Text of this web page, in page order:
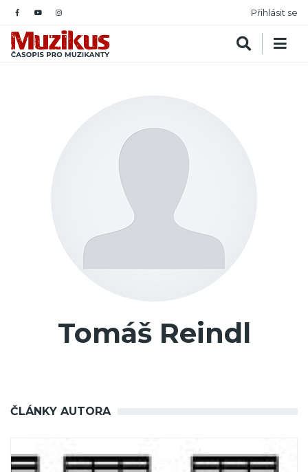
Přihlásit se
Tomáš Reindl
ČLÁNKY AUTORA